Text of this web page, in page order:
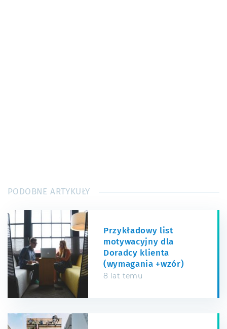
PODOBNE ARTYKUŁY
Przykładowy list
motywacyjny dla
Doradcy klienta
(wymagania +wzór)
8 lat temu